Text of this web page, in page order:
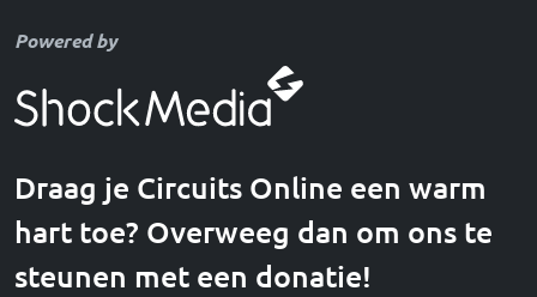
Powered by
Draag je Circuits Online een warm
hart toe? Overweeg dan om ons te
steunen met een donatie!